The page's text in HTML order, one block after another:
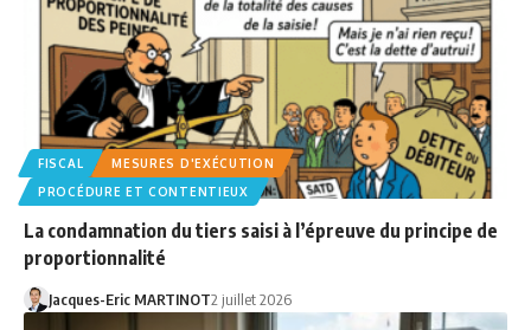
FISCAL
MESURES D'EXÉCUTION
PROCÉDURE ET CONTENTIEUX
La condamnation du tiers saisi à l’épreuve du principe de
proportionnalité
Jacques-Eric MARTINOT2 juillet 2026